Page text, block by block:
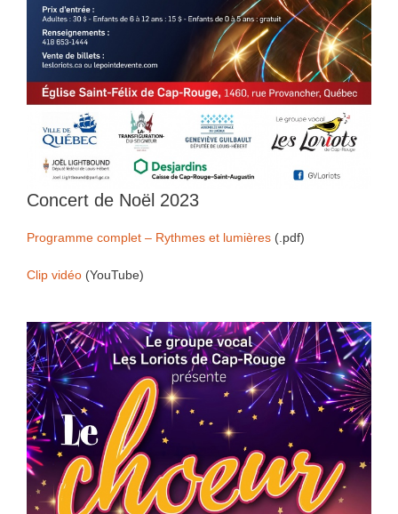
Concert de Noël 2023
Programme complet – Rythmes et lumières (.pdf)
Clip vidéo (YouTube)